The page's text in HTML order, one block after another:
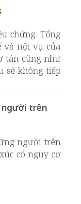
chứng. Tổng
và nội vụ của
tán cũng như
sẽ không tiếp
người trên
người trên
có nguy cơ